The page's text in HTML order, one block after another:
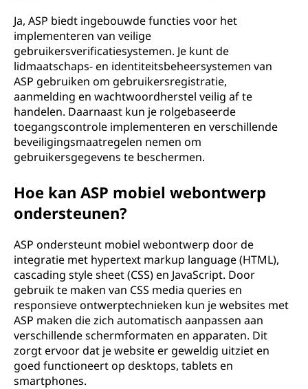
Ja, ASP biedt ingebouwde functies voor het
implementeren van veilige
gebruikersverificatiesystemen. Je kunt de
lidmaatschaps- en identiteitsbeheersystemen van
ASP gebruiken om gebruikersregistratie,
aanmelding en wachtwoordherstel veilig af te
handelen. Daarnaast kun je rolgebaseerde
toegangscontrole implementeren en verschillende
beveiligingsmaatregelen nemen om
gebruikersgegevens te beschermen.
Hoe kan ASP mobiel webontwerp
ondersteunen?
ASP ondersteunt mobiel webontwerp door de
integratie met hypertext markup language (HTML),
cascading style sheet (CSS) en JavaScript. Door
gebruik te maken van CSS media queries en
responsieve ontwerptechnieken kun je websites met
ASP maken die zich automatisch aanpassen aan
verschillende schermformaten en apparaten. Dit
zorgt ervoor dat je website er geweldig uitziet en
goed functioneert op desktops, tablets en
smartphones.